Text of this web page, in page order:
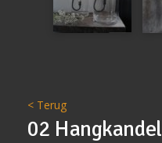
< Terug
02